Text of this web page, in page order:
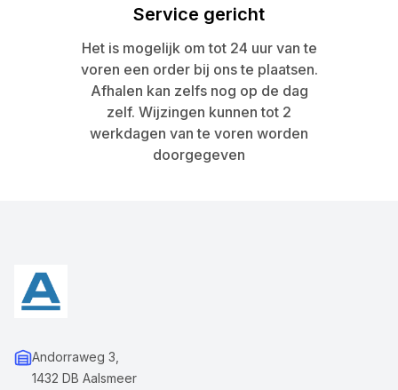
Service gericht
Het is mogelijk om tot 24 uur van te
voren een order bij ons te plaatsen.
Afhalen kan zelfs nog op de dag
zelf. Wijzingen kunnen tot 2
werkdagen van te voren worden
doorgegeven
Andorraweg 3,
1432 DB Aalsmeer